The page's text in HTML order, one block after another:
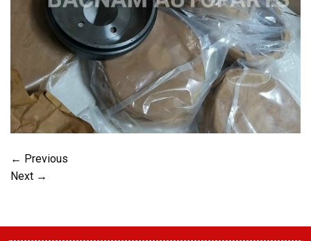
← Previous
Next →